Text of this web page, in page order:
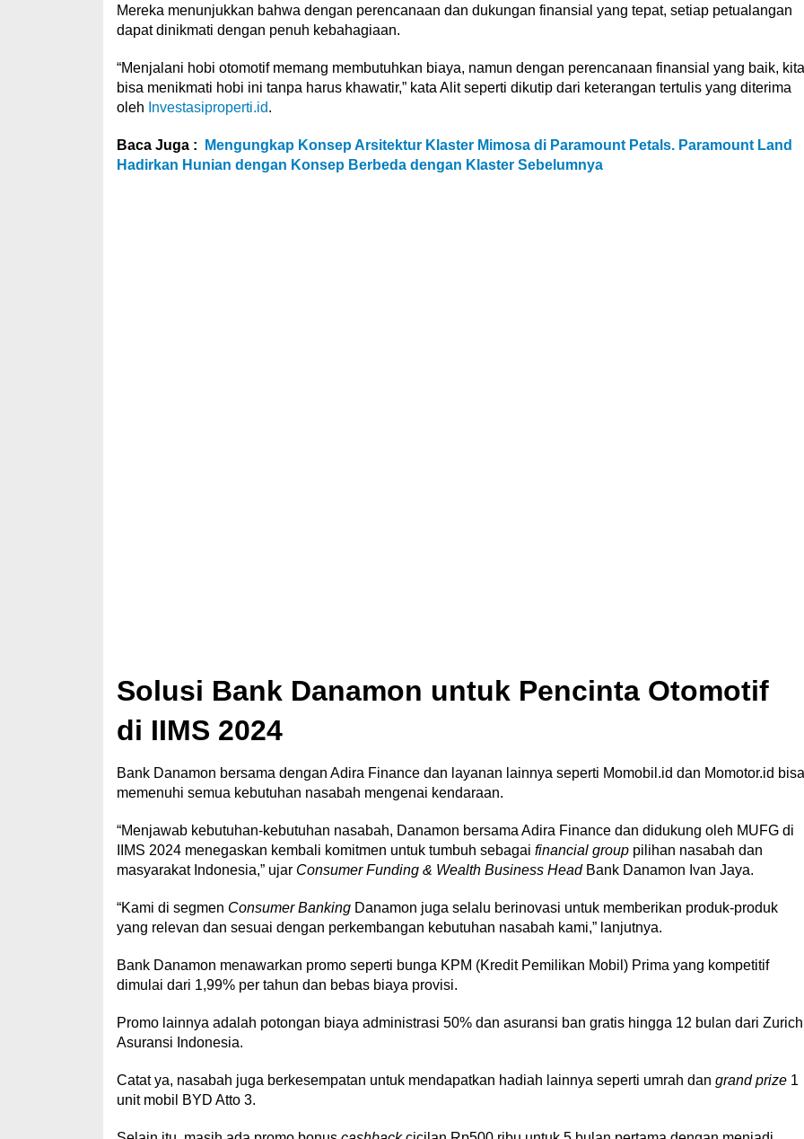
Mereka menunjukkan bahwa dengan perencanaan dan dukungan finansial yang tepat, setiap petualangan
dapat dinikmati dengan penuh kebahagiaan.
“Menjalani hobi otomotif memang membutuhkan biaya, namun dengan perencanaan finansial yang baik, kita
bisa menikmati hobi ini tanpa harus khawatir,” kata Alit seperti dikutip dari keterangan tertulis yang diterima
oleh Investasiproperti.id.
Baca Juga :
Mengungkap Konsep Arsitektur Klaster Mimosa di Paramount Petals. Paramount Land
Hadirkan Hunian dengan Konsep Berbeda dengan Klaster Sebelumnya
Solusi Bank Danamon untuk Pencinta Otomotif
di IIMS 2024
Bank Danamon bersama dengan Adira Finance dan layanan lainnya seperti Momobil.id dan Momotor.id bisa
memenuhi semua kebutuhan nasabah mengenai kendaraan.
“Menjawab kebutuhan-kebutuhan nasabah, Danamon bersama Adira Finance dan didukung oleh MUFG di
IIMS 2024 menegaskan kembali komitmen untuk tumbuh sebagai financial grouppilihan nasabah dan
masyarakat Indonesia,” ujar Consumer Funding & Wealth Business HeadBank Danamon Ivan Jaya.
“Kami di segmen Consumer BankingDanamon juga selalu berinovasi untuk memberikan produk-produk
yang relevan dan sesuai dengan perkembangan kebutuhan nasabah kami,” lanjutnya.
Bank Danamon menawarkan promo seperti bunga KPM (Kredit Pemilikan Mobil) Prima yang kompetitif
dimulai dari 1,99% per tahun dan bebas biaya provisi.
Promo lainnya adalah potongan biaya administrasi 50% dan asuransi ban gratis hingga 12 bulan dari Zurich
Asuransi Indonesia.
Catat ya, nasabah juga berkesempatan untuk mendapatkan hadiah lainnya seperti umrah dan grand prize1
unit mobil BYD Atto 3.